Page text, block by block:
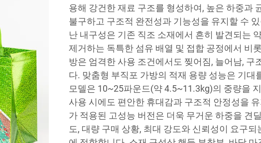
용해 강건한 재료 구조를 형성하여, 높은 하중과
불구하고 구조적 완전성과 기능성을 유지할 수
난 내구성은 기존 직조 소재에서 흔히 발견되는
제거하는 독특한 섬유 배열 및 접합 공정에서 비
방은 엄격한 사용 조건에서도 찢어짐, 늘어남, 구
다. 맞춤형 부직포 가방의 적재 용량 성능은 기대
모델은 10~25파운드(약 4.5~11.3kg)의 중량을
사용 시에도 편안한 휴대감과 구조적 안정성을
가 적용된 고성능 버전은 더욱 무거운 하중을 견
도, 대량 구매 상황, 최대 강도와 신뢰성이 요구되